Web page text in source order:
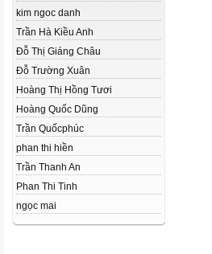
kim ngoc danh
Trần Hà Kiều Anh
Đỗ Thị Giáng Châu
Đỗ Trường Xuân
Hoàng Thị Hồng Tươi
Hoàng Quốc Dũng
Trần Quốcphúc
phan thi hiền
Trần Thanh An
Phan Thi Tinh
ngọc mai